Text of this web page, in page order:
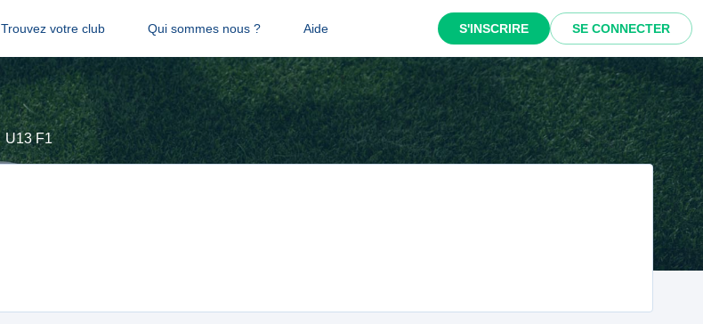
Trouvez votre club Qui sommes nous ? Aide S'INSCRIRE SE CONNECTER
U13 F1